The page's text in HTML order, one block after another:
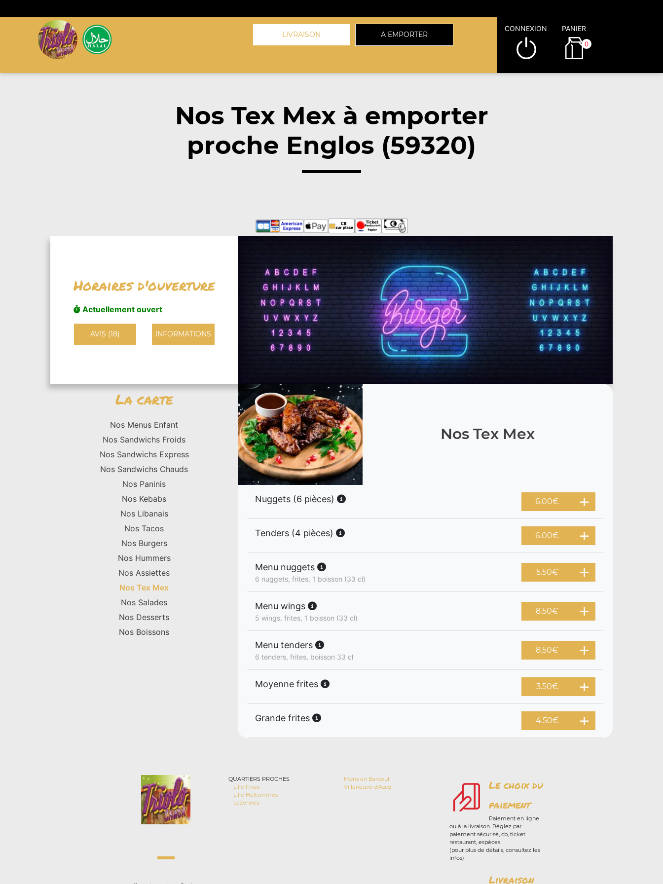
LIVRAISON A EMPORTER
CONNEXION PANIER
0
Nos Tex Mex à emporter
proche Englos (59320)
Horaires d'ouverture
Actuellement ouvert
AVIS (18) INFORMATIONS
La carte
Nos Menus Enfant
Nos Sandwichs Froids
Nos Sandwichs Express
Nos Sandwichs Chauds
Nos Paninis
Nos Kebabs
Nos Libanais
Nos Tacos
Nos Burgers
Nos Hummers
Nos Assiettes
Nos Tex Mex
Nos Salades
Nos Desserts
Nos Boissons
Nos Tex Mex
Nuggets (6 pièces) 6.00€
Tenders (4 pièces) 6.00€
Menu nuggets
6 nuggets, frites, 1 boisson (33 cl)
5.50€
Menu wings
5 wings, frites, 1 boisson (33 cl)
8.50€
Menu tenders
6 tenders, frites, boisson 33 cl
8.50€
Moyenne frites 3.50€
Grande frites 4.50€
QUARTIERS PROCHES
Lille Fives
Lille Hellemmes
Lezennes
Mons en Baroeul
Villeneuve d'Ascq
Le choix du
paiement
Paiement en ligne
ou à la livraison. Réglez par
paiement sécurisé, cb, ticket
restaurant, espèces.
(pour plus de détails, consultez les
infos)
Livraison